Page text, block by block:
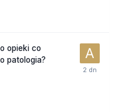
opieki co
patologia?